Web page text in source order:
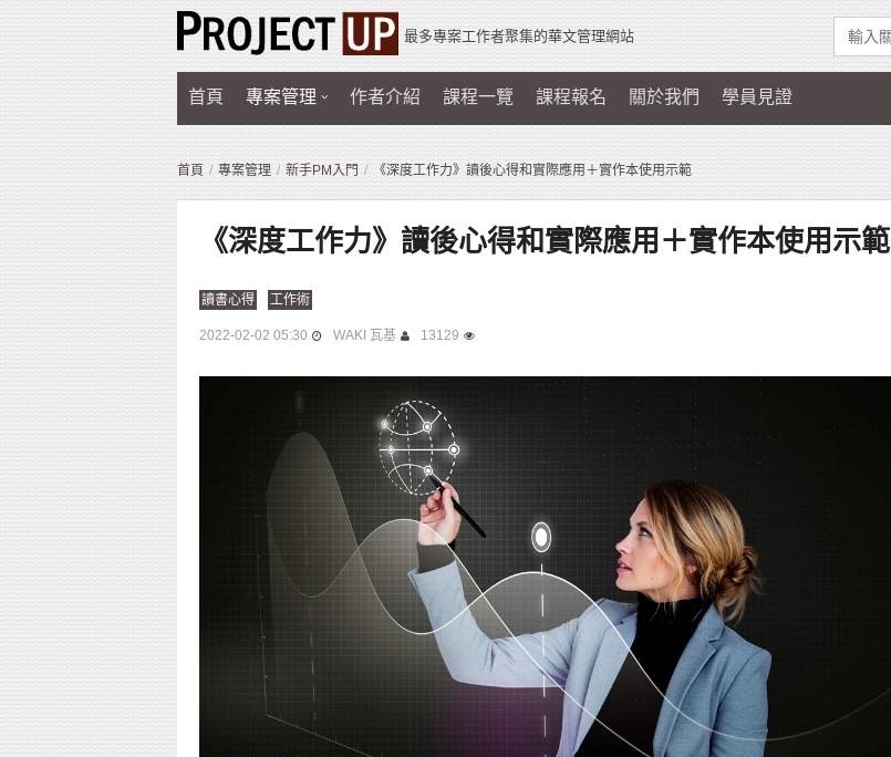
最多專案工作者聚集的華文管理網站
首頁 專案管理 作者介紹 課程一覽 課程報名 關於我們 學員見證
首頁 專案管理 新手PM入門 《深度工作力》讀後心得和實際應用＋實作本使用示範
《深度工作力》讀後心得和實際應用＋實作本使用示範
讀書心得 工作術
2022-02-02 05:30 WAKI 瓦基 13129